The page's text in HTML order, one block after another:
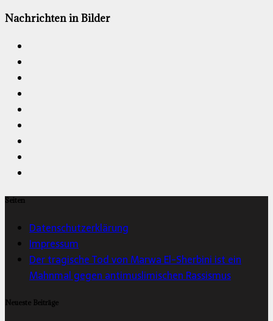
Nachrichten in Bilder
Seiten
Datenschutzerklärung
Impressum
Der tragische Tod von Marwa El-Sherbini ist ein
Mahnmal gegen antimuslimischen Rassismus
Neueste Beiträge